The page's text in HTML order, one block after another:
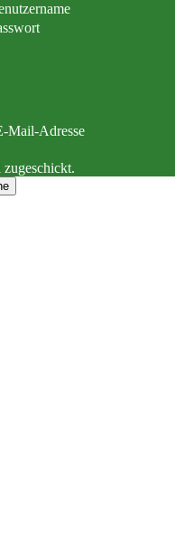
Mail-Adresse